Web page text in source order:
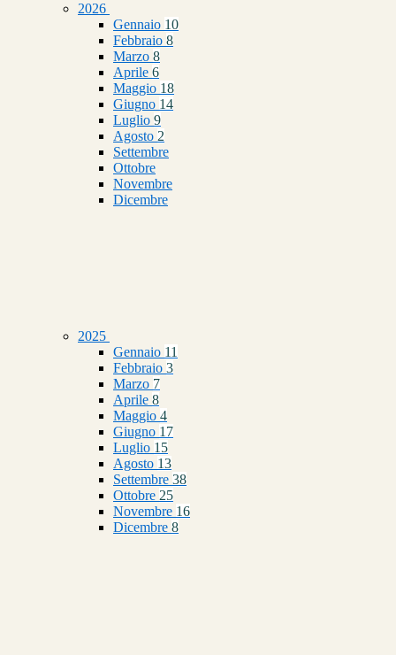
2026
Gennaio 10
Febbraio 8
Marzo 8
Aprile 6
Maggio 18
Giugno 14
Luglio 9
Agosto 2
Settembre
Ottobre
Novembre
Dicembre
2025
Gennaio 11
Febbraio 3
Marzo 7
Aprile 8
Maggio 4
Giugno 17
Luglio 15
Agosto 13
Settembre 38
Ottobre 25
Novembre 16
Dicembre 8